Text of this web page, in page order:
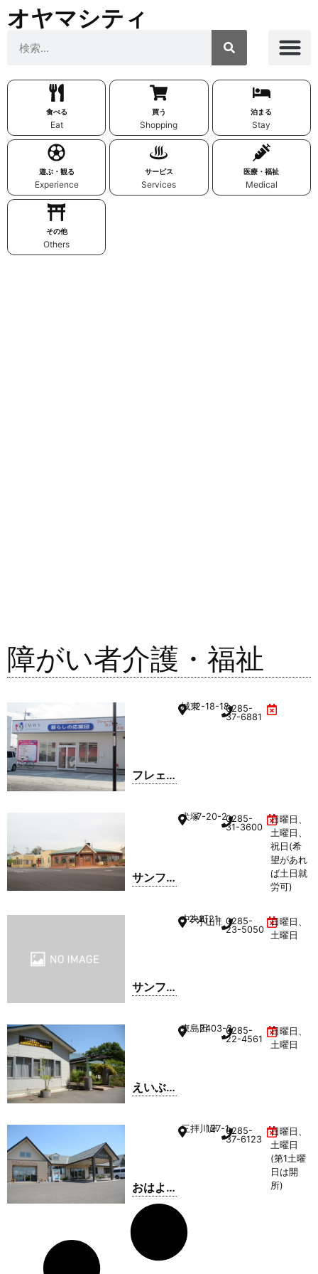
オヤマシティ
食べる
Eat
買う
Shopping
泊まる
Stay
遊ぶ・観る
Experience
サービス
Services
医療・福祉
Medical
その他
Others
障がい者介護・福祉
フレェ
城東2-18-180285-
37-6881
サンフ
犬塚7-20-20285-
31-3600
日曜日、
土曜日、
祝日(希
望があれ
ば土日就
労可)
サンフ
中央町
2-2-21
小山市保健センター 1F
0285-
23-5050
日曜日、
土曜日
えいぶ
東島田2403-20285-
22-4561
日曜日、
土曜日
おはよ
うの家
(アイス
とおか
しとパ
三拝川岸127-10285-
37-6123
日曜日、
土曜日
(第1土曜
日は開
所)